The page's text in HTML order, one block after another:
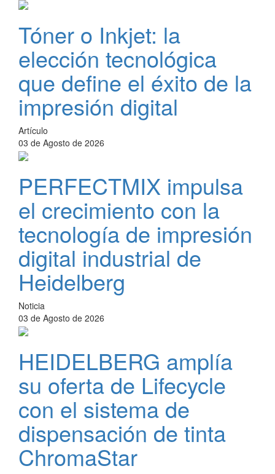
Tóner o Inkjet: la
elección tecnológica
que define el éxito de la
impresión digital
Artículo
03 de Agosto de 2026
PERFECTMIX impulsa
el crecimiento con la
tecnología de impresión
digital industrial de
Heidelberg
Noticia
03 de Agosto de 2026
HEIDELBERG amplía
su oferta de Lifecycle
con el sistema de
dispensación de tinta
ChromaStar